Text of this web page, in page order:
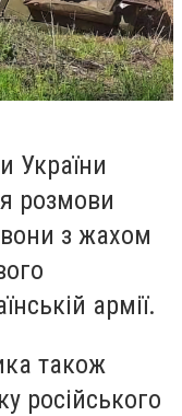
України
розмови
вони з жахом
армії.
також
російського